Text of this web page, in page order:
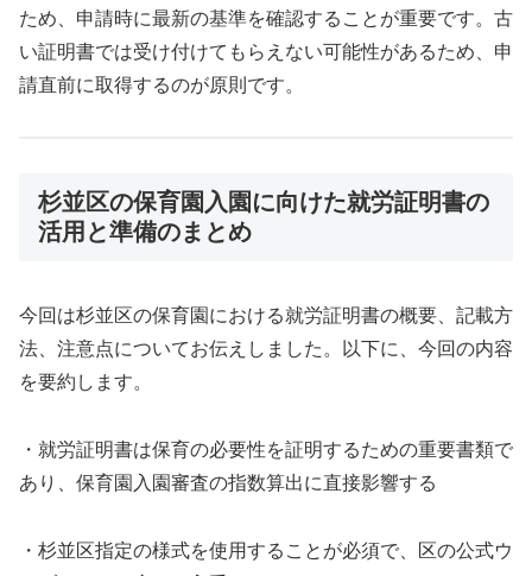
ため、申請時に最新の基準を確認することが重要です。古
い証明書では受け付けてもらえない可能性があるため、申
請直前に取得するのが原則です。
杉並区の保育園入園に向けた就労証明書の
活用と準備のまとめ
今回は杉並区の保育園における就労証明書の概要、記載方
法、注意点についてお伝えしました。以下に、今回の内容
を要約します。
・就労証明書は保育の必要性を証明するための重要書類で
あり、保育園入園審査の指数算出に直接影響する
・杉並区指定の様式を使用することが必須で、区の公式ウ